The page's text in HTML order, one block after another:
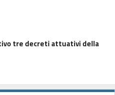
tre decreti attuativi della